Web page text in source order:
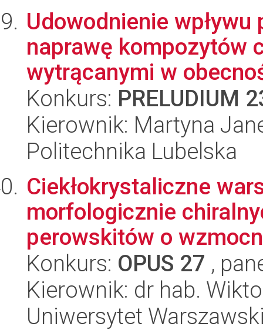
Udowodnienie
naprawę kompozytów
wytrącanymi w
Konkurs: PRELUDIUM
Kierownik: Martyna
Politechnika Lubelska
Ciekłokrystaliczne
morfologicznie
perowskitów o
Konkurs: OPUS 27 ,
Kierownik: dr hab.
Uniwersytet